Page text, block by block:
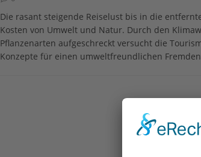
Jucken auf acht Beinen…
Die rasant steigende Reiselust bis in die
Kosten von Umwelt und Natur. Durch den
Pflanzenarten aufgeschreckt versucht die
Konzepte für einen umweltfreundlichen